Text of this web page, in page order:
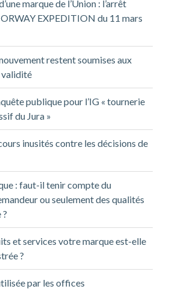
marque de l’Union : l’arrêt
EXPEDITION du 11 mars
restent soumises aux
validité
publique pour l’IG « tournerie
du Jura »
inusités contre les décisions de
: faut-il tenir compte du
ou seulement des qualités
et services votre marque est-elle
?
par les offices